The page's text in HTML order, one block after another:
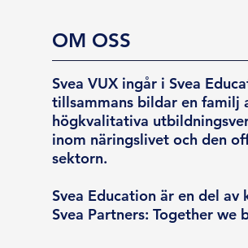
OM OSS
Svea VUX ingår i Svea
tillsammans bildar en familj
högkvalitativa
inom näringslivet och den
sektorn.
Svea Education är en del av
Svea Partners: Together we